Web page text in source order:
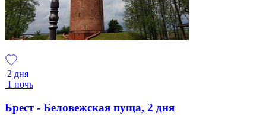
2 дня
1 ночь
Брест - Беловежская пуща, 2 дня